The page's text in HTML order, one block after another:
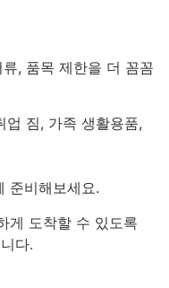
, 품목 제한을 더 꼼꼼
업 짐, 가족 생활용품,
준비해보세요.
게 도착할 수 있도록
다.